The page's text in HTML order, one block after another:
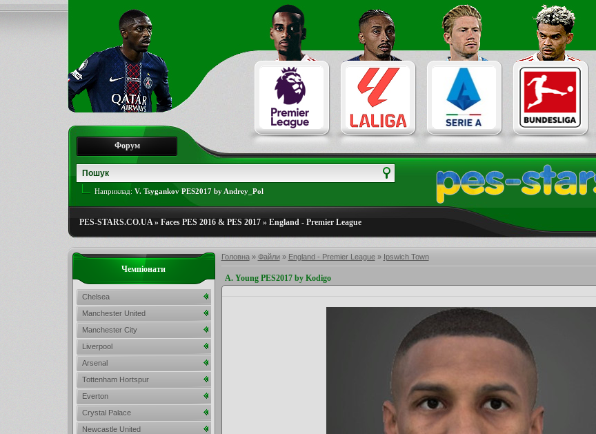
Форум
Наприклад: V. Tsygankov PES2017 by Andrey_Pol
PES-STARS.CO.UA» Faces PES 2016 & PES 2017» England - Premier League
Головна» Файли» England - Premier League» Ipswich Town
A. Young PES2017 by Kodigo
Чемпіонати
Chelsea
Manchester United
Manchester City
Liverpool
Arsenal
Tottenham Hortspur
Everton
Crystal Palace
Newcastle United